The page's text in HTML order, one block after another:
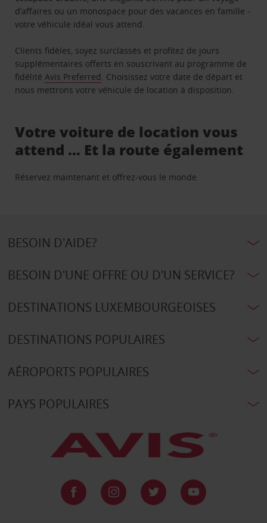
d’affaires ou un monospace pour des vacances en famille -
votre véhicule idéal vous attend.
Clients fidèles, soyez surclassés et profitez de jours
supplémentaires offerts en souscrivant au programme de
fidélitéAvis Preferred. Choisissez votre date de départ et
nous mettrons votre véhicule de location à disposition.
Votre voiture de location vous
attend … Et la route également
Réservez maintenant et offrez-vous le monde.
BESOIN D'AIDE?
BESOIN D'UNE OFFRE OU D'UN SERVICE?
DESTINATIONS LUXEMBOURGEOISES
DESTINATIONS POPULAIRES
AÉROPORTS POPULAIRES
PAYS POPULAIRES